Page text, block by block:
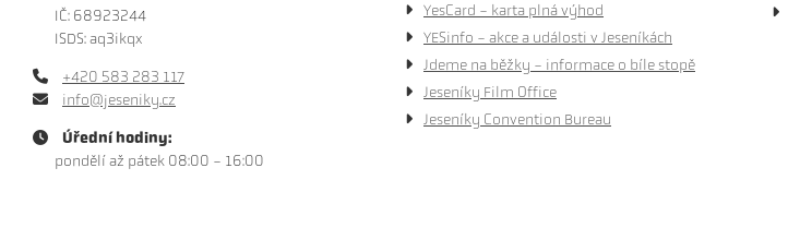
IČ: 68923244
ISDS: aq3ikqx
+420 583 283 117
info@jeseniky.cz
Úřední hodiny:
pondělí až pátek 08:00 - 16:00
YesCard - karta plná výhod
YESinfo - akce a události v Jeseníkách
Jdeme na běžky - informace o bíle stopě
Jeseníky Film Office
Jeseníky Convention Bureau